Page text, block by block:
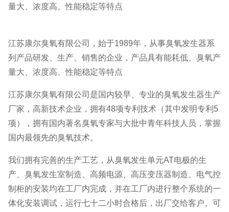
量大、浓度高、性能稳定等特点
江苏康尔臭氧有限公司，始于1989年，从事臭氧发生器系
列产品研发、生产、销售的企业，产品具有能耗低、臭氧产
量大、浓度高、性能稳定等特点
江苏康尔臭氧有限公司是国内较早、专业的臭氧发生器生产
厂家，高新技术企业，拥有48项专利技术（其中发明专利5
项），拥有国内著名臭氧专家与大批中青年科技人员，掌握
国内最领先的臭氧技术。
我们拥有完善的生产工艺，从臭氧发生单元AT电极的生
产、臭氧发生室制造、高频电源、高压变压器制造、电气控
制柜的安装均在工厂内完成，并在工厂内进行整个系统的一
体化安装调试，运行七十二小时合格后，出厂交给客户。可